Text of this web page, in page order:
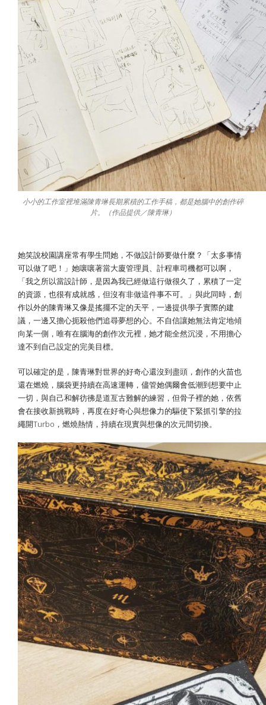
小小的工作室裡堆滿陳青琳長期累積的工作手稿，都是她腦中的創作碎
片。（作品提供／陳青琳）
她笑說校園講座常有學生問她，不做設計師要做什麼？「太多事情
可以做了吧！」她嚷嚷著當大廈管理員、計程車司機都可以啊，
「我之所以當設計師，是因為我已經做這行做很久了，累積了一定
的資源，也很有成就感，但沒有非做這件事不可。」與此同時，創
作以外的陳青琳又像是搖擺不定的天平，一邊提供學子實際的建
議，一邊又擔心扼殺他們追尋夢想的心。不自信讓她無法肯定地傾
向某一側，唯有在腦海的創作次元裡，她才能全然沉浸，不用擔心
達不到自己設定的完美目標。
可以確定的是，陳青琳對世界的好奇心還沒到盡頭，創作的火苗也
還在燃燒，腦袋更持續在高速運轉，儘管她偶爾會低潮到想要中止
一切，與自己和解彷彿是道亙古難解的練習，但骨子裡的她，依舊
會在接收新挑戰時，再度在好奇心與想像力的驅使下緊抓引擎的拉
繩開Turbo，燃燒熱情，持續在現實與想像的次元間切換。